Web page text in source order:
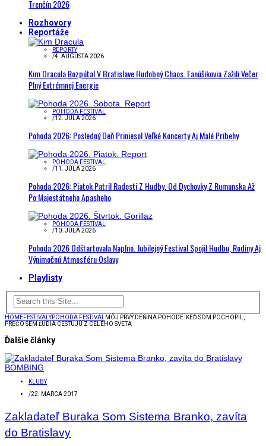
Trenčín 2026
Rozhovory
Reportáže
REPORTY
/4. AUGUSTA 2026
Kim Dracula Rozpútal V Bratislave Hudobný Chaos. Fanúšikovia Zažili Večer
Plný Extrémnej Energie
POHODA FESTIVAL
/12. JÚLA 2026
Pohoda 2026: Posledný Deň Priniesol Veľké Koncerty Aj Malé Príbehy
POHODA FESTIVAL
/11. JÚLA 2026
Pohoda 2026: Piatok Patril Radosti Z Hudby. Od Dychovky Z Rumunska Až
Po Majestátneho Apasheho
POHODA FESTIVAL
/10. JÚLA 2026
Pohoda 2026 Odštartovala Naplno. Jubilejný Festival Spojil Hudbu, Rodiny Aj
Výnimočnú Atmosféru Oslavy
Playlisty
HOMEFESTIVALYPOHODA FESTIVAL
MÔJ PRVÝ DEŇ NA POHODE: KEĎ SOM POCHOPIL,
PREČO SEM ĽUDIA CESTUJÚ Z CELÉHO SVETA
Ďalšie články
KLUBY
/22. MARCA 2017
Zakladateľ Buraka Som Sistema Branko, zavíta
do Bratislavy